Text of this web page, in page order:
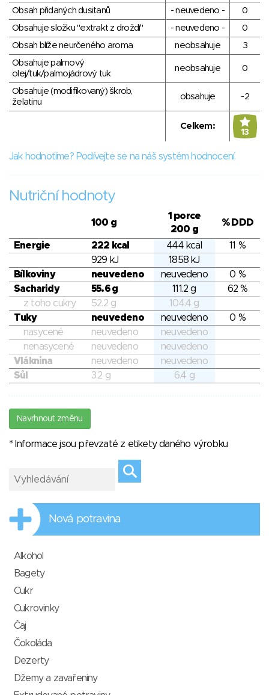
Obsah přidaných dusitanů
- neuvedeno -
0
Obsahuje složku "extrakt z droždí"
- neuvedeno -
0
Obsah blíže neurčeného aroma
neobsahuje
3
Obsahuje palmový
olej/tuk/palmojádrový tuk
neobsahuje 0
Obsahuje (modifikovaný) škrob,
želatinu
obsahuje -2
Celkem:
13
Jak hodnotíme? Podívejte se na náš systém hodnocení.
Nutriční hodnoty
100 g
1 porce
200 g
% DDD
Energie 222 kcal 444 kcal
11 %
929 kJ
1858 kJ
Bílkoviny
neuvedeno neuvedeno
0 %
Sacharidy
55.6 g 111.2 g
62 %
z toho cukry
52.2 g
104.4 g
Tuky
neuvedeno neuvedeno
0 %
nasycené
neuvedeno
neuvedeno
nenasycené
neuvedeno
neuvedeno
Vláknina
neuvedeno
neuvedeno
Sůl
3.2 g 6.4 g
Navrhnout změnu
* Informace jsou převzaté z etikety daného výrobku
Nová potravina
Alkohol
Bagety
Cukr
Cukrovinky
Čaj
Čokoláda
Dezerty
Džemy a zavařeniny